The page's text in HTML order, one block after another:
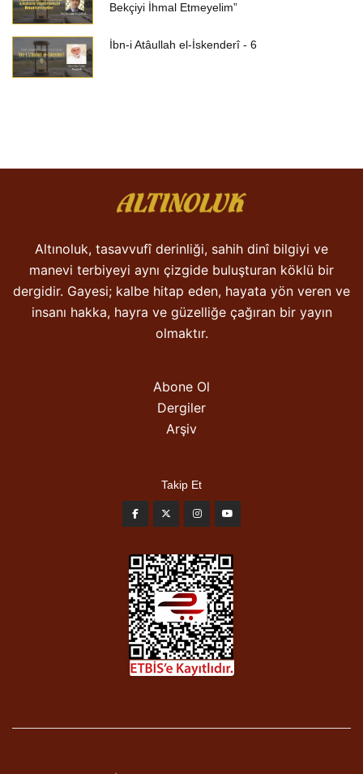
Bekçiyi İhmal Etmeyelim”
İbn-i Atâullah el-İskenderî - 6
Altınoluk, tasavvufî derinliği, sahih dinî bilgiyi ve
manevi terbiyeyi aynı çizgide buluşturan köklü bir
dergidir. Gayesi; kalbe hitap eden, hayata yön veren ve
insanı hakka, hayra ve güzelliğe çağıran bir yayın
olmaktır.
Abone Ol
Dergiler
Arşiv
Takip Et